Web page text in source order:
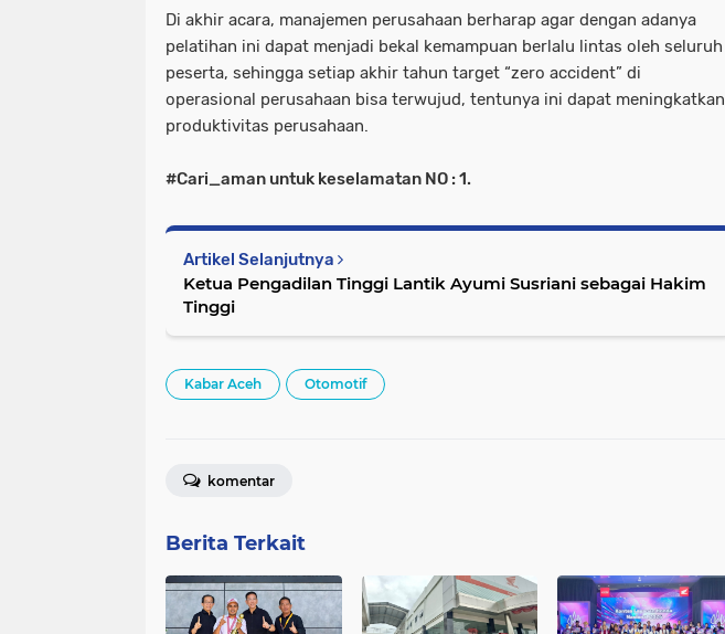
Di akhir acara, manajemen perusahaan berharap agar dengan adanya
pelatihan ini dapat menjadi bekal kemampuan berlalu lintas oleh seluruh
peserta, sehingga setiap akhir tahun target “zero accident” di
operasional perusahaan bisa terwujud, tentunya ini dapat meningkatkan
produktivitas perusahaan.
#Cari_aman untuk keselamatan NO : 1.
Artikel Selanjutnya
Ketua Pengadilan Tinggi Lantik Ayumi Susriani sebagai Hakim
Tinggi
Kabar Aceh Otomotif
komentar
Berita Terkait